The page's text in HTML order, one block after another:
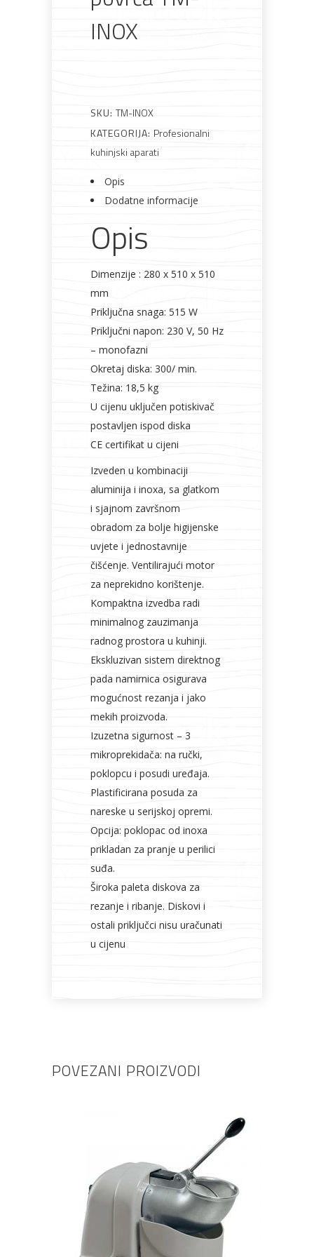
lakovi materijali
INOX
SKU: TM-INOX
KATEGORIJA: Profesionalni
kuhinjski aparati
Opis
Dodatne informacije
Opis
Dimenzije : 280 x 510 x 510
mm
Priključna snaga: 515 W
Priključni napon: 230 V, 50 Hz
– monofazni
Okretaj diska: 300/ min.
Težina: 18,5 kg
U cijenu uključen potiskivač
postavljen ispod diska
CE certifikat u cijeni
Izveden u kombinaciji
aluminija i inoxa, sa glatkom
i sjajnom završnom
obradom za bolje higijenske
uvjete i jednostavnije
čišćenje. Ventilirajući motor
za neprekidno korištenje.
Kompaktna izvedba radi
minimalnog zauzimanja
radnog prostora u kuhinji.
Ekskluzivan sistem direktnog
pada namirnica osigurava
mogućnost rezanja i jako
mekih proizvoda.
Izuzetna sigurnost – 3
mikroprekidača: na ručki,
poklopcu i posudi uređaja.
Plastificirana posuda za
nareske u serijskoj opremi.
Opcija: poklopac od inoxa
prikladan za pranje u perilici
suđa.
Široka paleta diskova za
rezanje i ribanje. Diskovi i
ostali priključci nisu uračunati
u cijenu
POVEZANI PROIZVODI